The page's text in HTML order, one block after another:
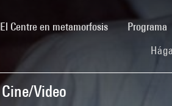
El Centre en metamorfosis(current)Programa
Cine/Video